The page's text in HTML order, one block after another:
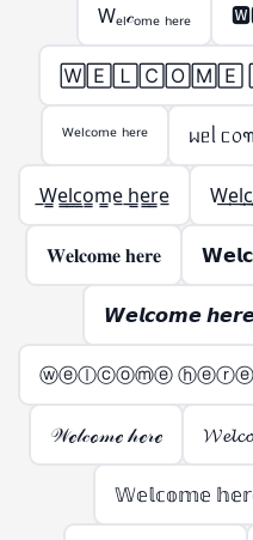
Wₑₗ𝒸ₒₘₑ ₕₑᵣₑ
🅆🄴🄻🄲🄾🄼🄴
ᵂᵉˡᶜᵒᵐᵉ ʰᵉʳᵉ ᥕᥱᥣ
̲W̲̲e̲̲l̲̲c̲̲o̲̲m̲̲e̲ ̲h̲̲e̲̲r̲̲e̲
𝐖𝐞𝐥𝐜𝐨𝐦𝐞 𝐡𝐞𝐫𝐞
𝙒𝙚𝙡𝙘𝙤𝙢𝙚
ⓦⓔⓛⓒⓞⓜⓔ ⓗⓔⓡⓔ
𝒲ℯ𝓁𝒸ℴ𝓂ℯ 𝒽ℯ𝓇ℯ
𝕎𝕖𝕝𝕔𝕠𝕞𝕖